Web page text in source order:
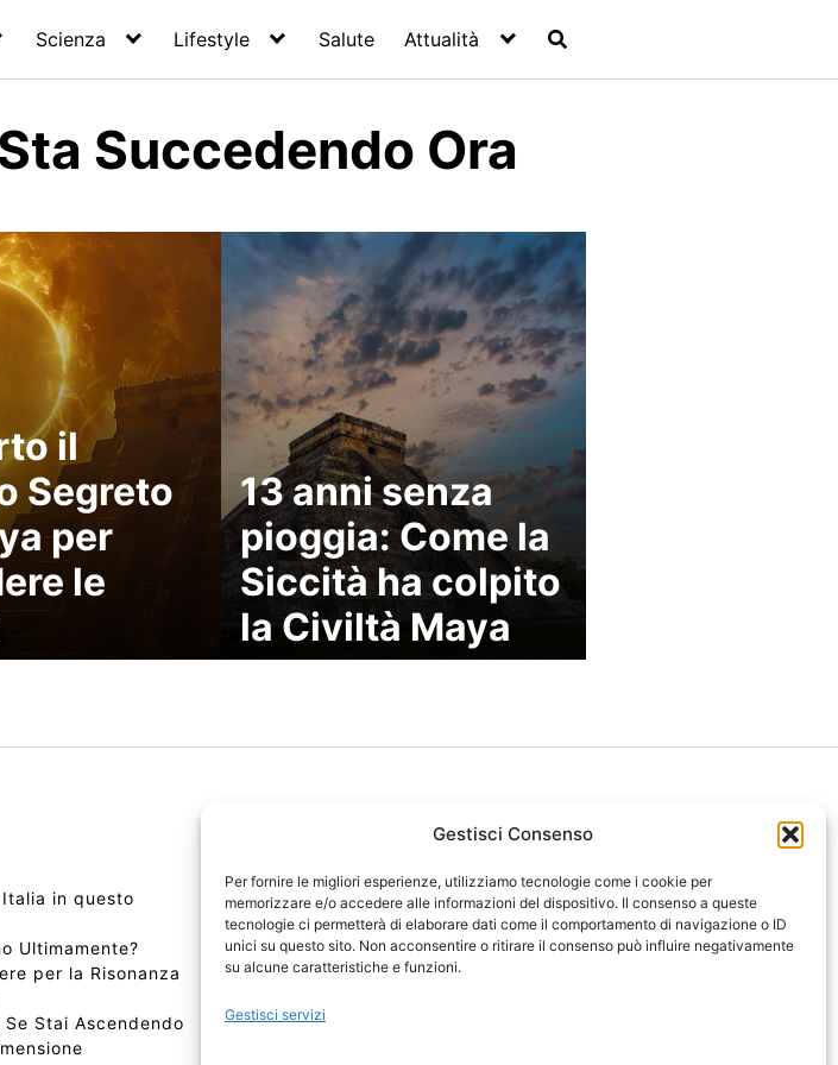
Gestisci Consenso
Per fornire le migliori esperienze, utilizziamo tecnologie come i cookie per
memorizzare e/o accedere alle informazioni del dispositivo. Il consenso a queste
tecnologie ci permetterà di elaborare dati come il comportamento di navigazione o ID
unici su questo sito. Non acconsentire o ritirare il consenso può influire negativamente
su alcune caratteristiche e funzioni.
Gestisci servizi
Scienza Lifestyle Salute Attualità
Succedendo Ora
il
Segreto
per
le
13 anni senza
pioggia: Come la
Siccità ha colpito
la Civiltà Maya
in questo
Ultimamente?
per la Risonanza
Se Stai Ascendendo
Copyright 2026 NotiziePlus.com
Edizioni Web4Star
Chi Siamo: Redazione
📰 Contenuto Umano Verificato
Sitemap-